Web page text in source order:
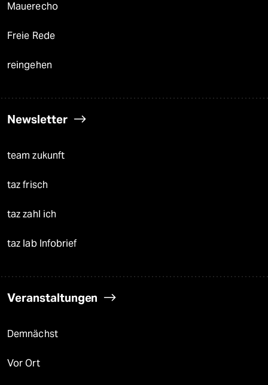
Mauerecho
Freie Rede
reingehen
Newsletter
team zukunft
taz frisch
taz zahl ich
taz lab Infobrief
Veranstaltungen
Demnächst
Vor Ort